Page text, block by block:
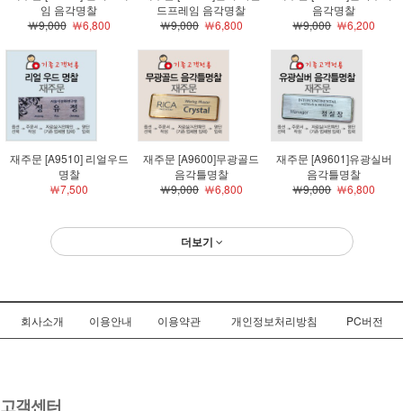
임 음각명찰
￦9,000￦6,800
드프레임 음각명찰
￦9,000￦6,800
음각명찰
￦9,000￦6,200
재주문 [A9510] 리얼우드
명찰
￦7,500
재주문 [A9600]무광골드
음각틀명찰
￦9,000￦6,800
재주문 [A9601]유광실버
음각틀명찰
￦9,000￦6,800
더보기
회사소개 이용안내 이용약관 개인정보처리방침 PC버전
고객센터